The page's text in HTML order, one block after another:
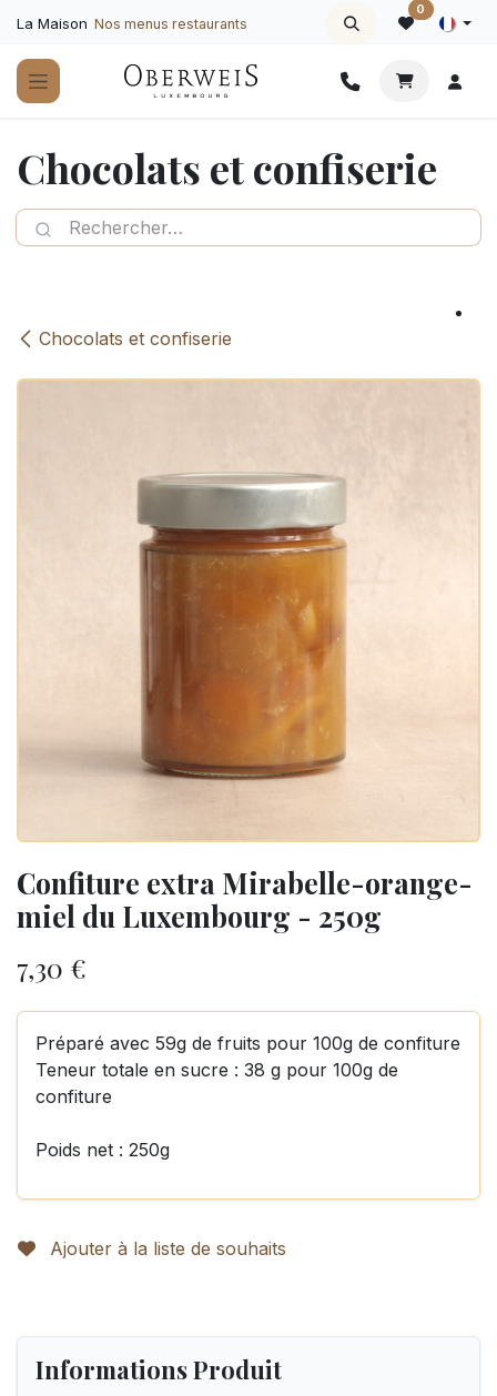
La Maison Nos menus restaurants
0
Chocolats et confiserie
Chocolats et confiserie
Confiture extra Mirabelle-orange-
miel du Luxembourg - 250g
7,30 €
Préparé avec 59g de fruits pour 100g de confiture
Teneur totale en sucre : 38 g pour 100g de
confiture
Poids net : 250g
Ajouter à la liste de souhaits
Informations Produit